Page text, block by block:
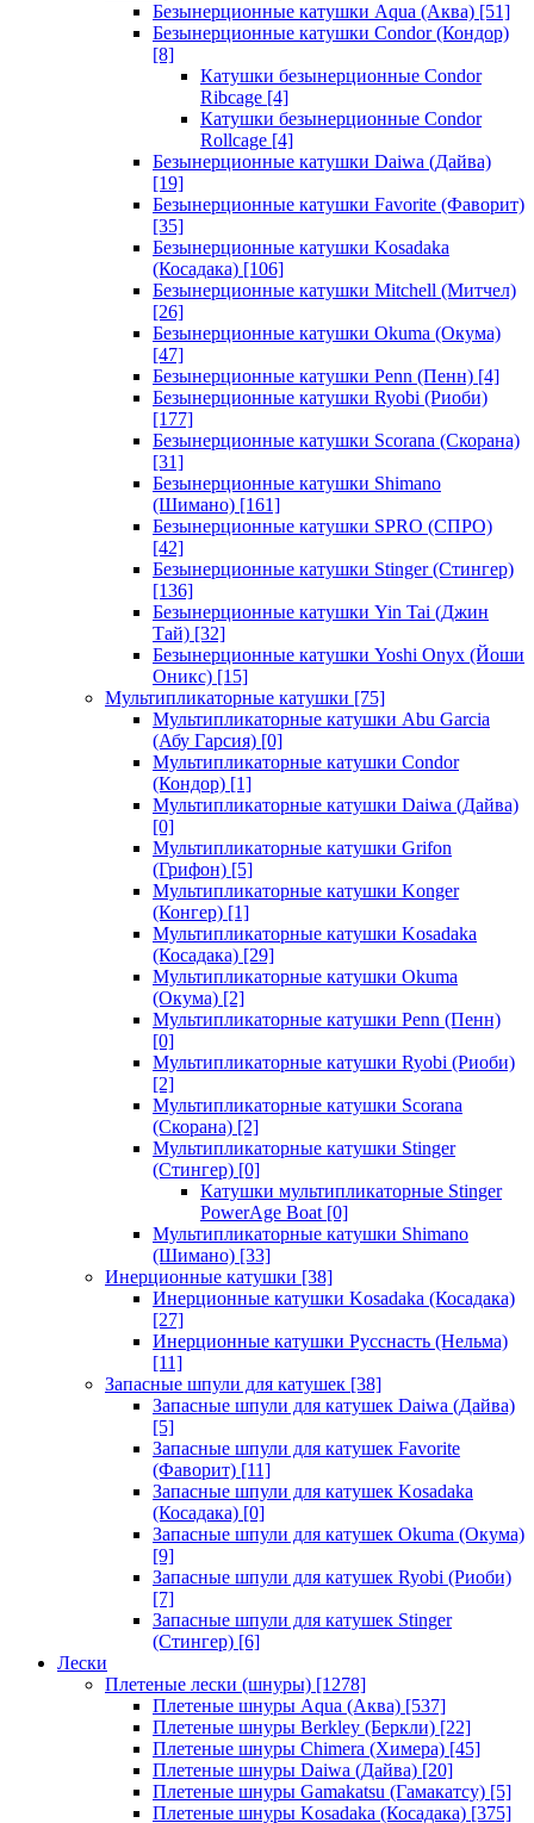
Безынерционные катушки Aqua (Аква) [51]
Безынерционные катушки Condor (Кондор)
[8]
Катушки безынерционные Condor
Ribcage [4]
Катушки безынерционные Condor
Rollcage [4]
Безынерционные катушки Daiwa (Дайва)
[19]
Безынерционные катушки Favorite (Фаворит)
[35]
Безынерционные катушки Kosadaka
(Косадака) [106]
Безынерционные катушки Mitchell (Митчел)
[26]
Безынерционные катушки Okuma (Окума)
[47]
Безынерционные катушки Penn (Пенн) [4]
Безынерционные катушки Ryobi (Риоби)
[177]
Безынерционные катушки Scorana (Скорана)
[31]
Безынерционные катушки Shimano
(Шимано) [161]
Безынерционные катушки SPRO (СПРО)
[42]
Безынерционные катушки Stinger (Стингер)
[136]
Безынерционные катушки Yin Tai (Джин
Тай) [32]
Безынерционные катушки Yoshi Onyx (Йоши
Оникс) [15]
Мультипликаторные катушки [75]
Мультипликаторные катушки Abu Garcia
(Абу Гарсия) [0]
Мультипликаторные катушки Condor
(Кондор) [1]
Мультипликаторные катушки Daiwa (Дайва)
[0]
Мультипликаторные катушки Grifon
(Грифон) [5]
Мультипликаторные катушки Konger
(Конгер) [1]
Мультипликаторные катушки Kosadaka
(Косадака) [29]
Мультипликаторные катушки Okuma
(Окума) [2]
Мультипликаторные катушки Penn (Пенн)
[0]
Мультипликаторные катушки Ryobi (Риоби)
[2]
Мультипликаторные катушки Scorana
(Скорана) [2]
Мультипликаторные катушки Stinger
(Стингер) [0]
Катушки мультипликаторные Stinger
PowerAge Boat [0]
Мультипликаторные катушки Shimano
(Шимано) [33]
Инерционные катушки [38]
Инерционные катушки Kosadaka (Косадака)
[27]
Инерционные катушки Русснасть (Нельма)
[11]
Запасные шпули для катушек [38]
Запасные шпули для катушек Daiwa (Дайва)
[5]
Запасные шпули для катушек Favorite
(Фаворит) [11]
Запасные шпули для катушек Kosadaka
(Косадака) [0]
Запасные шпули для катушек Okuma (Окума)
[9]
Запасные шпули для катушек Ryobi (Риоби)
[7]
Запасные шпули для катушек Stinger
(Стингер) [6]
Лески
Плетеные лески (шнуры) [1278]
Плетеные шнуры Aqua (Аква) [537]
Плетеные шнуры Berkley (Беркли) [22]
Плетеные шнуры Chimera (Химера) [45]
Плетеные шнуры Daiwa (Дайва) [20]
Плетеные шнуры Gamakatsu (Гамакатсу) [5]
Плетеные шнуры Kosadaka (Косадака) [375]